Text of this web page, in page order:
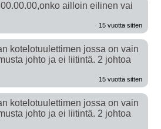
ailloin eilinen vai
15 vuotta sitten
kotelotuulettimen jossa on vain
johto ja ei liitintä. 2 johtoa
15 vuotta sitten
kotelotuulettimen jossa on vain
johto ja ei liitintä. 2 johtoa